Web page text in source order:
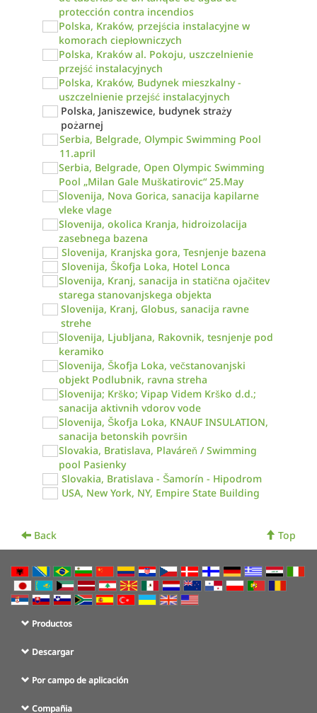
protección contra incendios
Polska, Kraków, przejścia instalacyjne w
komorach ciepłowniczych
Polska, Kraków al. Pokoju, uszczelnienie
przejść instalacyjnych
Polska, Kraków, Budynek mieszkalny -
uszczelnienie przejść instalacyjnych
Polska, Janiszewice, budynek straży
pożarnej
Serbia, Belgrade, Olympic Swimming Pool
11.april
Serbia, Belgrade, Open Olympic Swimming
Pool „Milan Gale Muškatirovic“ 25.May
Slovenija, Nova Gorica, sanacija kapilarne
vleke vlage
Slovenija, okolica Kranja, hidroizolacija
zasebnega bazena
Slovenija, Kranjska gora, Tesnjenje bazena
Slovenija, Škofja Loka, Hotel Lonca
Slovenija, Kranj, sanacija in statična ojačitev
starega stanovanjskega objekta
Slovenija, Kranj, Globus, sanacija ravne
strehe
Slovenija, Ljubljana, Rakovnik, tesnjenje pod
keramiko
Slovenija, Škofja Loka, večstanovanjski
objekt Podlubnik, ravna streha
Slovenija; Krško; Vipap Videm Krško d.d.;
sanacija aktivnih vdorov vode
Slovenija, Škofja Loka, KNAUF INSULATION,
sanacija betonskih površin
Slovakia, Bratislava, Plaváreň / Swimming
pool Pasienky
Slovakia, Bratislava - Šamorín - Hipodrom
USA, New York, NY, Empire State Building
Back Top
Productos
Descargar
Por campo de aplicación
Compañia